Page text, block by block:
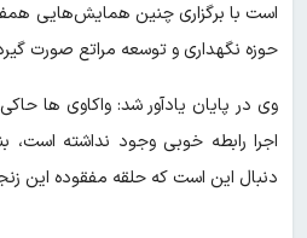
است با برگزاری چنین همایش‌هایی
حوزه نگهداری و توسعه مراتع صورت
وی در پایان یادآور شد: واکاوی ها
اجرا رابطه خوبی وجود نداشته است،
دنبال این است که حلقه مفقوده این